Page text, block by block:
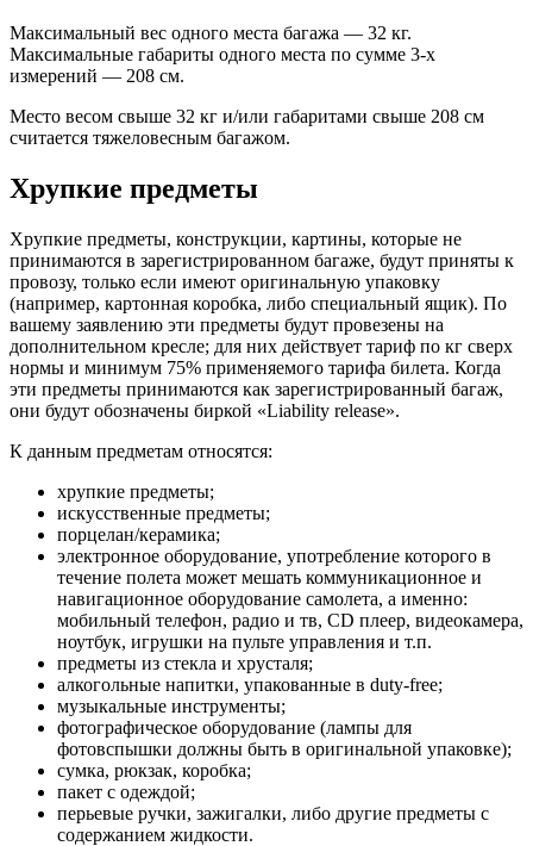
Максимальный вес одного места багажа — 32 кг.
Максимальные габариты одного места по сумме 3-х
измерений — 208 cм.
Место весом свыше 32 кг и/или габаритами свыше 208 cм
считается тяжеловесным багажом.
Хрупкие предметы
Хрупкие предметы, конструкции, картины, которые не
принимаются в зарегистрированном багаже, будут приняты к
провозу, только если имеют оригинальную упаковку
(например, картонная коробка, либо специальный ящик). По
вашему заявлению эти предметы будут провезены на
дополнительном кресле; для них действует тариф по кг сверх
нормы и минимум 75% применяемого тарифа билета. Когда
эти предметы принимаются как зарегистрированный багаж,
они будут обозначены биркой «Liability release».
К данным предметам относятся:
хрупкие предметы;
искусственные предметы;
порцелан/керамика;
электронное оборудование, употребление которого в
течение полета может мешать коммуникационное и
навигационное оборудование самолета, а именно:
мобильный телефон, радио и тв, CD плеер, видеокамера,
ноутбук, игрушки на пульте управления и т.п.
предметы из стекла и хрусталя;
алкогольные напитки, упакованные в duty-free;
музыкальные инструменты;
фотографическое оборудование (лампы для
фотовспышки должны быть в оригинальной упаковке);
сумка, рюкзак, коробка;
пакет с одеждой;
перьевые ручки, зажигалки, либо другие предметы с
содержанием жидкости.